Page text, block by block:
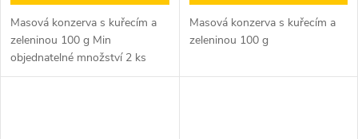
Masová konzerva s kuřecím a
zeleninou 100 g Min
objednatelné množství 2 ks
Masová konzerva s kuřecím a
zeleninou 100 g